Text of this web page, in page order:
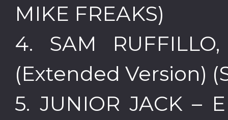
MIKE FREAKS)
4. SAM
(Extended Version)
5. JUNIOR JACK –